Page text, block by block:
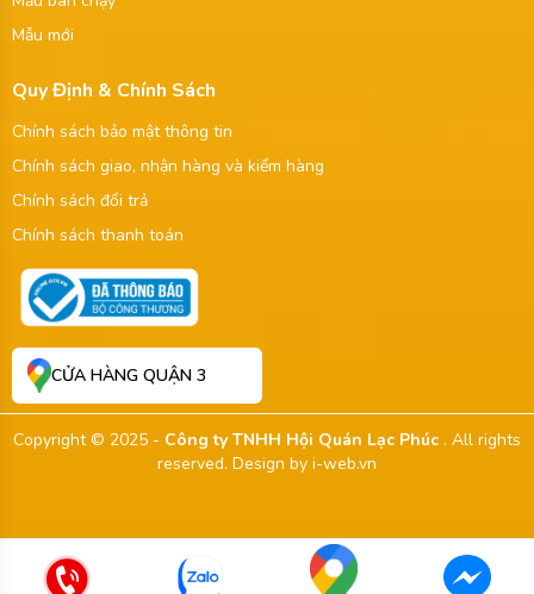
Mẫu mới
Quy Định & Chính Sách
Chính sách bảo mật thông tin
Chính sách giao, nhận hàng và kiểm hàng
Chính sách đổi trả
Chính sách thanh toán
CỬA HÀNG QUẬN 3
Copyright © 2025 - Công ty TNHH Hội Quán Lạc Phúc . All rights
reserved. Design by i-web.vn